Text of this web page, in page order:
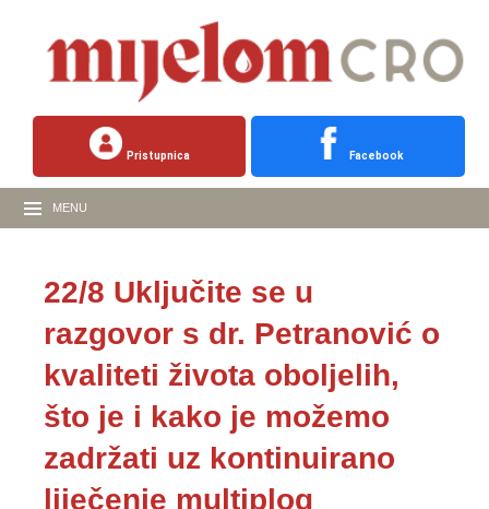
Pristupnica Facebook
MENU
22/8 Uključite se u
razgovor s dr. Petranović o
kvaliteti života oboljelih,
što je i kako je možemo
zadržati uz kontinuirano
liječenje multiplog